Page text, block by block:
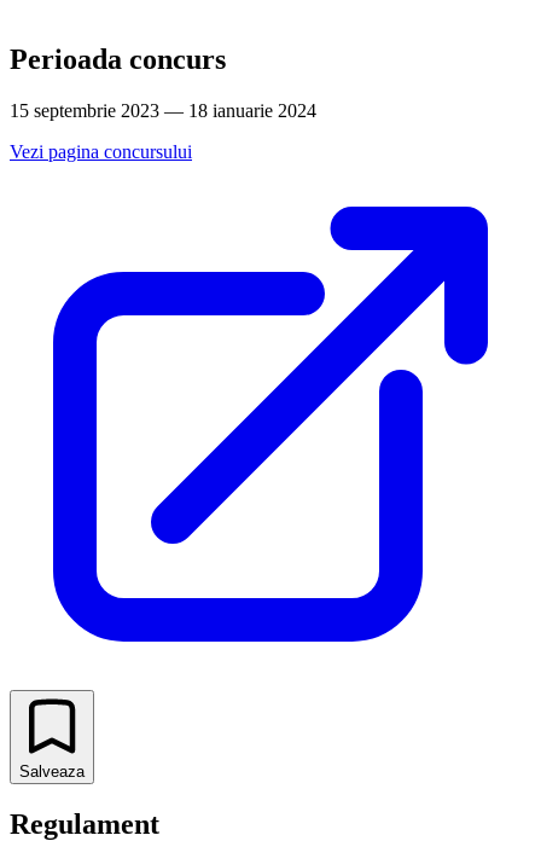
Perioada concurs
15 septembrie 2023 — 18 ianuarie 2024
Vezi pagina concursului
Salveaza
Regulament